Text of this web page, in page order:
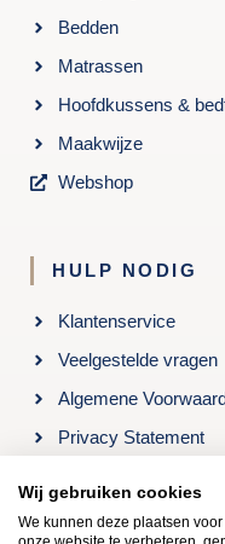
Bedden
Matrassen
Hoofdkussens &
Maakwijze
Webshop
HULP NODIG
Klantenservice
Veelgestelde vragen
Algemene
Privacy Statement
Wij gebruiken cookies
We kunnen deze plaatsen